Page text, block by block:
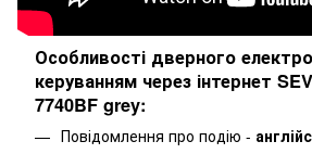
Особливості дверного
керуванням через інтернет
7740BF grey:
Повідомлення про подію -